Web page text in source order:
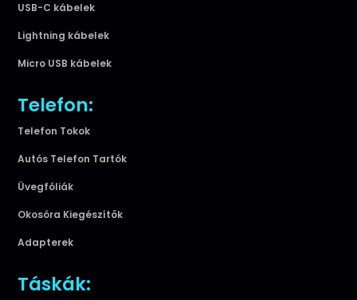
USB-C kábelek
Lightning kábelek
Micro USB kábelek
Telefon:
Telefon Tokok
Autós Telefon Tartók
Üvegfóliák
Okosóra Kiegészítők
Adapterek
Táskák: